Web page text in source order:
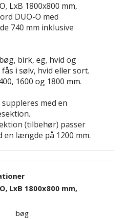
LxB 1800x800 mm,
DUO-O med
740 mm inklusive
birk, eg, hvid og
i sølv, hvid eller sort.
1600 og 1800 mm.
med en
(tilbehør) passer
en længde på 1200 mm.
LxB 1800x800 mm,
bøg